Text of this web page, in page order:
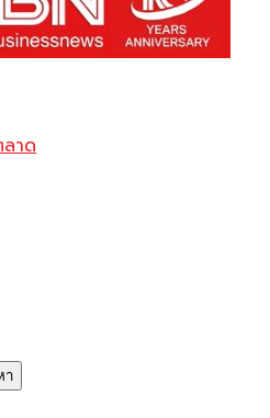
าด